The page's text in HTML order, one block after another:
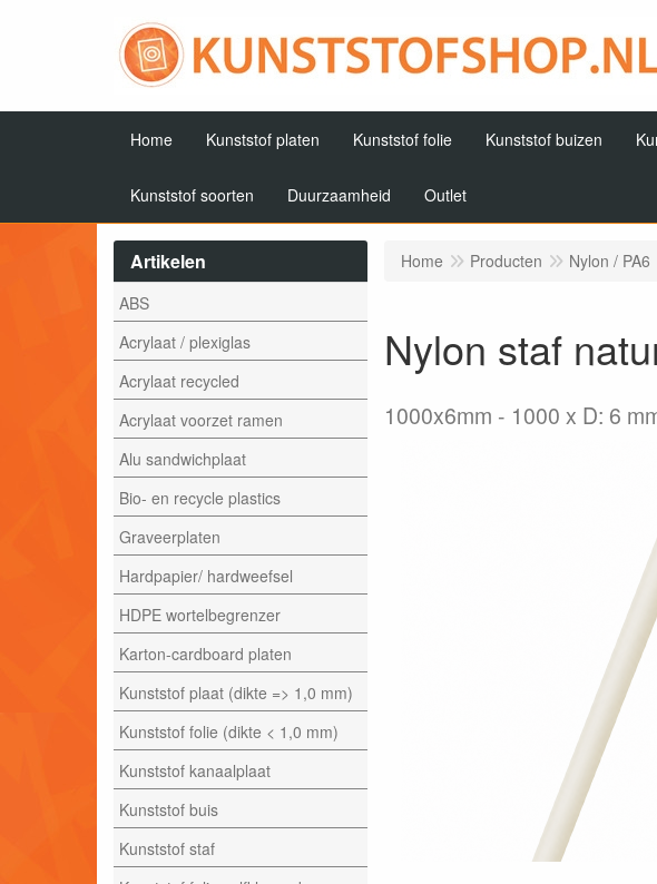
Home Kunststof platen Kunststof folie Kunststof buizen
Kunststof soorten Duurzaamheid Outlet
Artikelen
ABS
Acrylaat / plexiglas
Acrylaat recycled
Acrylaat voorzet ramen
Alu sandwichplaat
Bio- en recycle plastics
Graveerplaten
Hardpapier/ hardweefsel
HDPE wortelbegrenzer
Karton-cardboard platen
Kunststof plaat (dikte => 1,0 mm)
Kunststof folie (dikte < 1,0 mm)
Kunststof kanaalplaat
Kunststof buis
Kunststof staf
Home Producten Nylon / PA6
Nylon staf
1000x6mm 1000 x D: 6